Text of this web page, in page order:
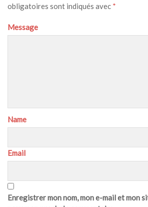
obligatoires sont indiqués avec *
Message
Name
Email
Enregistrer mon nom, mon e-mail et mon